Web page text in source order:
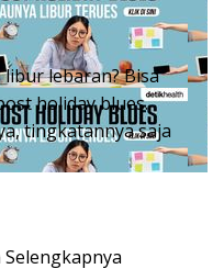
lebaran? Bisa
holiday blues.
tingkatannya saja